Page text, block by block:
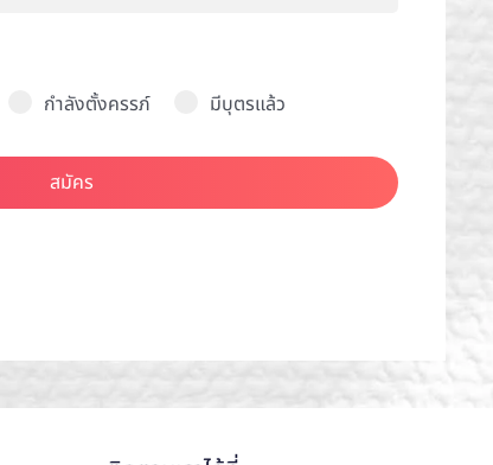
กำลังตั้งครรภ์ มีบุตรแล้ว
สมัคร